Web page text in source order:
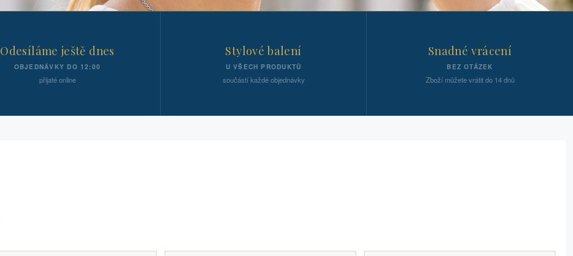
Odesíláme ještě dnes
OBJEDNÁVKY DO 12:00
přijaté online
Stylové balení
U VŠECH PRODUKTŮ
součástí každé objednávky
Snadné vrácení
BEZ OTÁZEK
Zboží můžete vrátit do 14 dnů